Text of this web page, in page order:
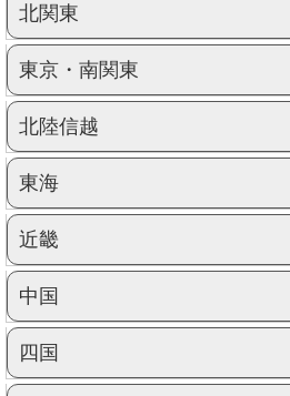
北関東
東京・南関東
北陸信越
東海
近畿
中国
四国